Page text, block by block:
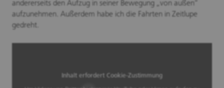
andererseits den Aufzug in seiner Bewegung „von außen“
aufzunehmen. Außerdem habe ich die Fahrten in Zeitlupe
gedreht.
Inhalt erfordert Cookie-Zustimmung